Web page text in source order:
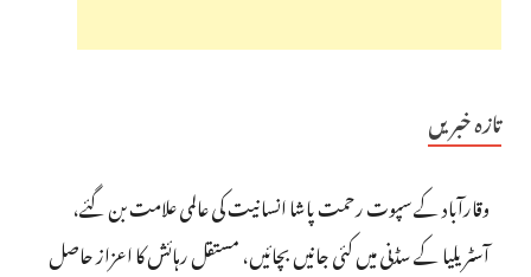
تازہ خبریں
وقارآباد کے سپوت رحمت پاشا انسانیت کی عالمی علامت بن گئے،
آسٹریلیا کے سڈنی میں کئی جانیں بچائیں، مستقل رہائش کا اعزاز حاصل